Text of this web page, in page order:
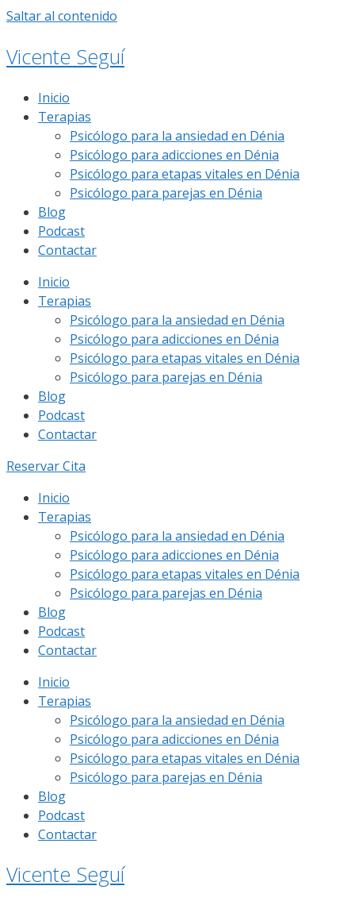
Saltar al contenido
Vicente Seguí
Inicio
Terapias
Psicólogo para la ansiedad en Dénia
Psicólogo para adicciones en Dénia
Psicólogo para etapas vitales en Dénia
Psicólogo para parejas en Dénia
Blog
Podcast
Contactar
Inicio
Terapias
Psicólogo para la ansiedad en Dénia
Psicólogo para adicciones en Dénia
Psicólogo para etapas vitales en Dénia
Psicólogo para parejas en Dénia
Blog
Podcast
Contactar
Reservar Cita
Inicio
Terapias
Psicólogo para la ansiedad en Dénia
Psicólogo para adicciones en Dénia
Psicólogo para etapas vitales en Dénia
Psicólogo para parejas en Dénia
Blog
Podcast
Contactar
Inicio
Terapias
Psicólogo para la ansiedad en Dénia
Psicólogo para adicciones en Dénia
Psicólogo para etapas vitales en Dénia
Psicólogo para parejas en Dénia
Blog
Podcast
Contactar
Vicente Seguí